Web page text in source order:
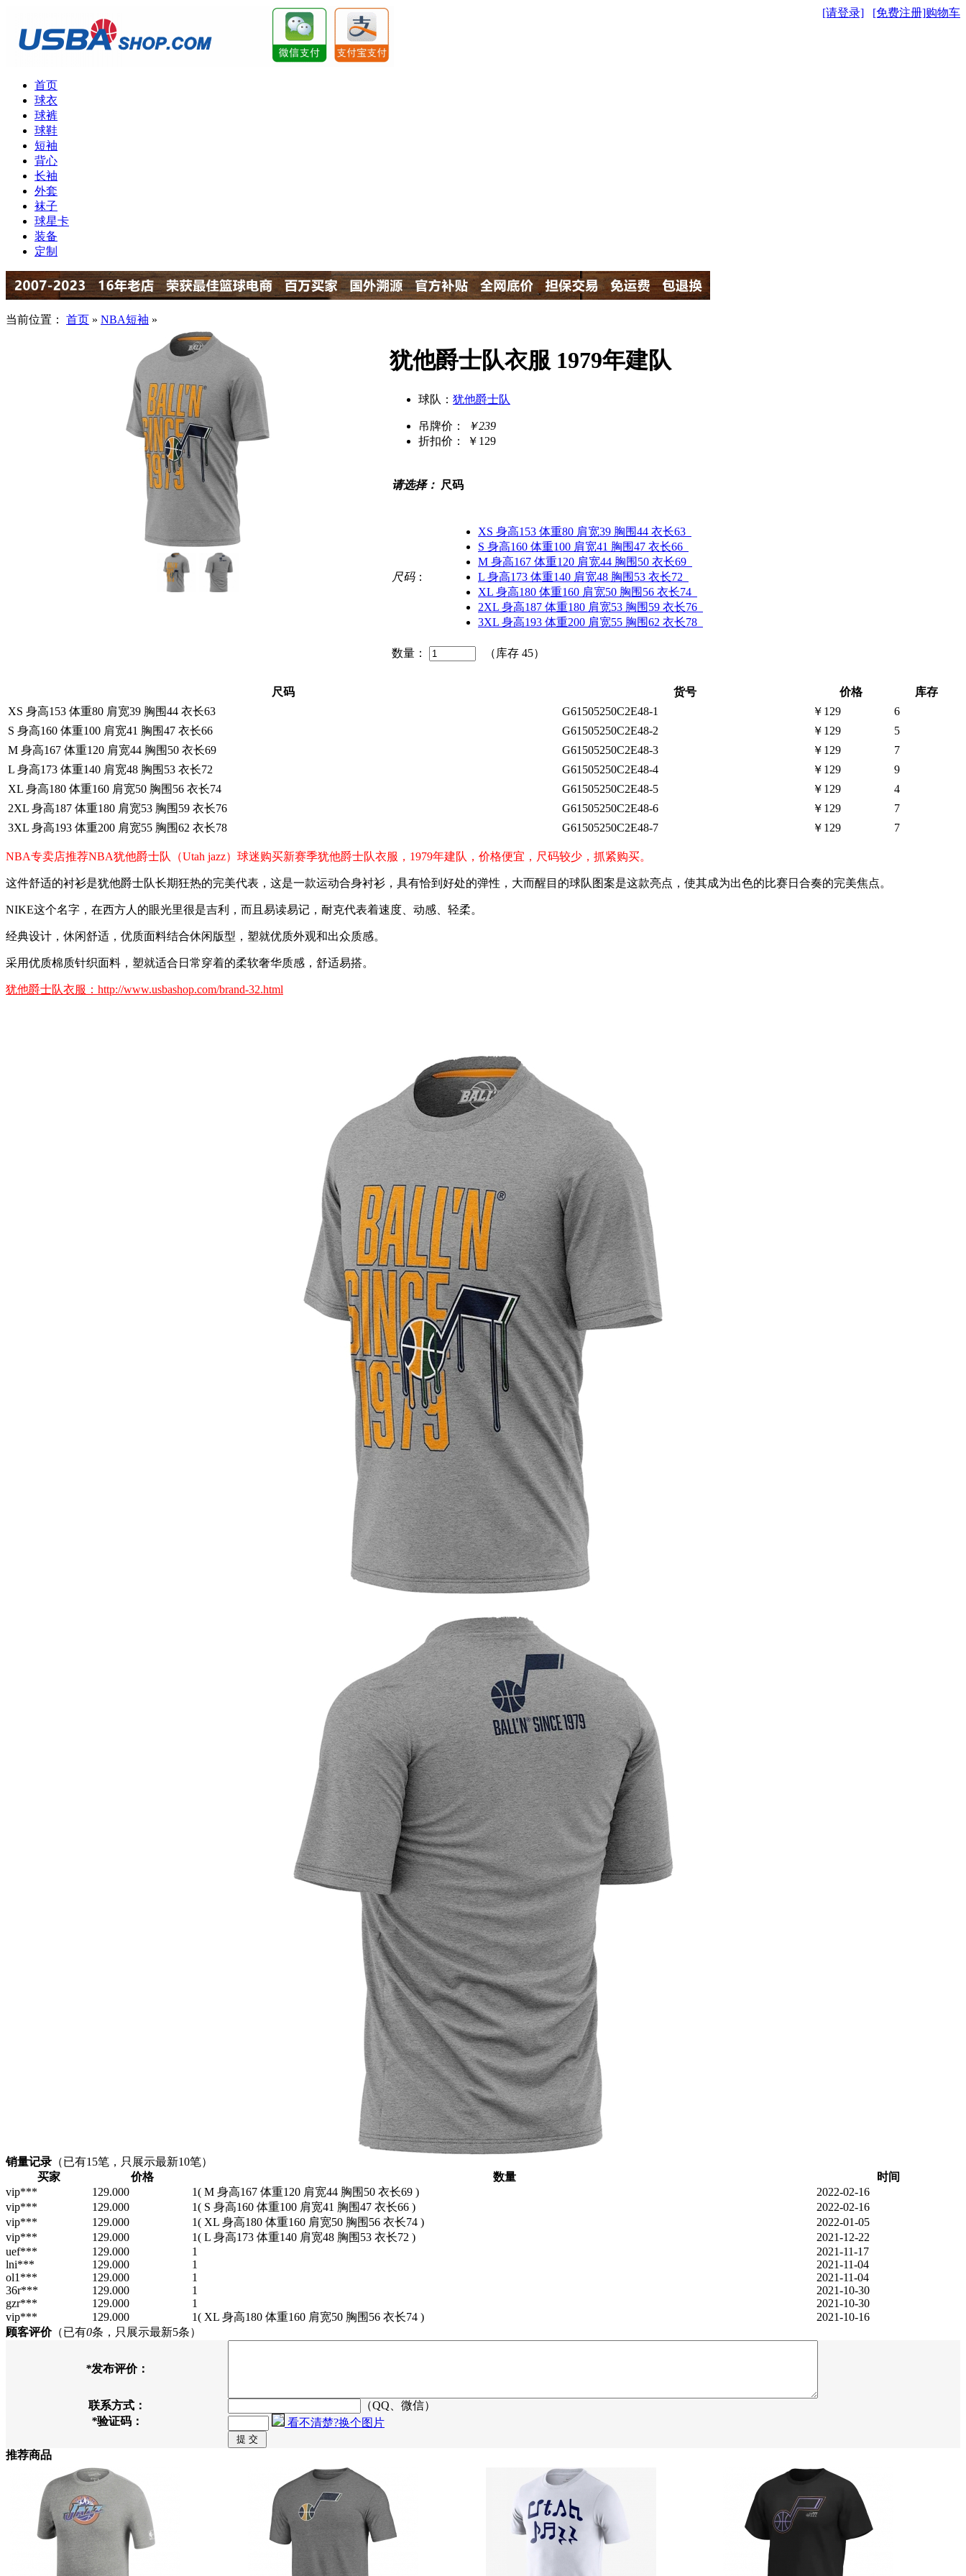
[请登录] [免费注册]购物车
首页
球衣
球裤
球鞋
短袖
背心
长袖
外套
袜子
球星卡
装备
定制
当前位置： 首页 » NBA短袖 »
犹他爵士队衣服 1979年建队
球队： 犹他爵士队
吊牌价：
￥239
折扣价：
￥129
请选择： 尺码
尺码：
XS 身高153 体重80 肩宽39 胸围44 衣长63
S 身高160 体重100 肩宽41 胸围47 衣长66
M 身高167 体重120 肩宽44 胸围50 衣长69
L 身高173 体重140 肩宽48 胸围53 衣长72
XL 身高180 体重160 肩宽50 胸围56 衣长74
2XL 身高187 体重180 肩宽53 胸围59 衣长76
3XL 身高193 体重200 肩宽55 胸围62 衣长78
数量： （库存 45）
尺码 货号 价格
库存
XS 身高153 体重80 肩宽39 胸围44 衣长63
G61505250C2E48-1 ￥129
6
S 身高160 体重100 肩宽41 胸围47 衣长66
G61505250C2E48-2 ￥129
5
M 身高167 体重120 肩宽44 胸围50 衣长69
G61505250C2E48-3 ￥129
7
L 身高173 体重140 肩宽48 胸围53 衣长72
G61505250C2E48-4 ￥129
9
XL 身高180 体重160 肩宽50 胸围56 衣长74
G61505250C2E48-5 ￥129
4
2XL 身高187 体重180 肩宽53 胸围59 衣长76
G61505250C2E48-6 ￥129
7
3XL 身高193 体重200 肩宽55 胸围62 衣长78
G61505250C2E48-7 ￥129 7
NBA专卖店推荐NBA犹他爵士队（Utah jazz）球迷购买新赛季犹他爵士队衣服，1979年建队，价格便宜，尺码较少，抓紧购买。
这件舒适的衬衫是犹他爵士队长期狂热的完美代表，这是一款运动合身衬衫，具有恰到好处的弹性，大而醒目的球队图案是这款亮点，使其成为出色的比赛日合奏的完美焦点。
NIKE这个名字，在西方人的眼光里很是吉利，而且易读易记，耐克代表着速度、动感、轻柔。
经典设计，休闲舒适，优质面料结合休闲版型，塑就优质外观和出众质感。
采用优质棉质针织面料，塑就适合日常穿着的柔软奢华质感，舒适易搭。
犹他爵士队衣服：http://www.usbashop.com/brand-32.html
销量记录 （已有15笔，只展示最新10笔）
买家
价格 数量
时间
vip***
129.000 1( M 身高167 体重120 肩宽44 胸围50 衣长69 )
2022-02-16
vip***
129.000 1( S 身高160 体重100 肩宽41 胸围47 衣长66 )
2022-02-16
vip***
129.000 1( XL 身高180 体重160 肩宽50 胸围56 衣长74 )
2022-01-05
vip***
129.000 1( L 身高173 体重140 肩宽48 胸围53 衣长72 )
2021-12-22
uef***
129.000 1
2021-11-17
lni***
129.000 1
2021-11-04
ol1***
129.000 1
2021-11-04
36r***
129.000 1
2021-10-30
gzr***
129.000 1
2021-10-30
vip***
129.000 1( XL 身高180 体重160 肩宽50 胸围56 衣长74 )
2021-10-16
顾客评价（已有0条，只展示最新5条）
*发布评价：
联系方式：
（QQ、微信）
*验证码： 看不清楚?换个图片
推荐商品